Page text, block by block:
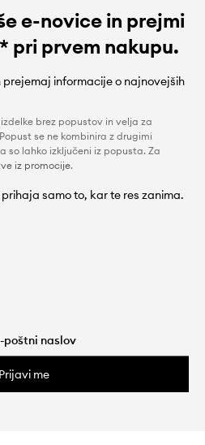
e-novice in prejmi
pri prvem nakupu.
prejemaj informacije o najnovejših
brez popustov in velja za
se ne kombinira z drugimi
so lahko izključeni iz popusta. Za
iz promocije.
samo to, kar te res zanima.
Prijavi me